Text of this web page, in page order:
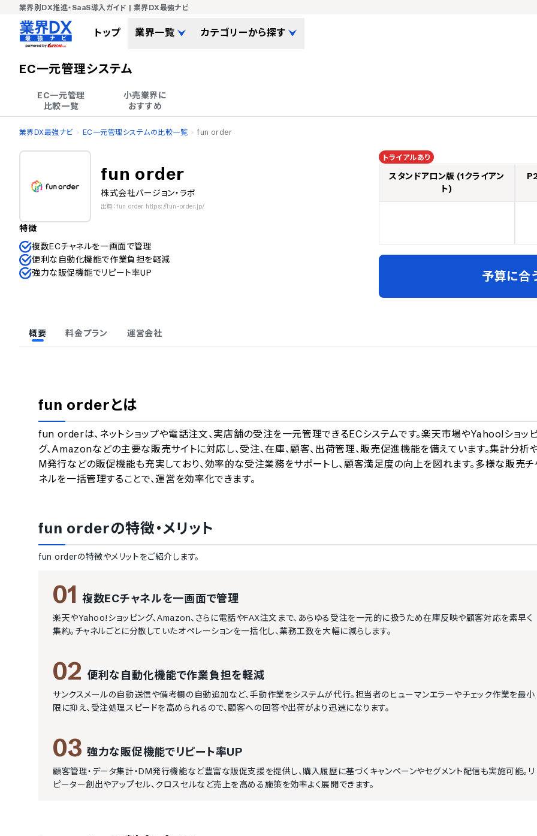
業界別DX推進・SaaS導入ガイド | 業界DX最強ナビ
トップ 業界一覧 カテゴリーから探す
EC一元管理システム
EC一元管理
比較一覧
小売業界に
おすすめ
業界DX最強ナビ EC一元管理システムの比較一覧 fun order
fun order
株式会社バージョン・ラボ
出典：fun order https://fun-order.jp/
特徴
複数ECチャネルを一画面で管理
便利な自動化機能で作業負担を軽減
強力な販促機能でリピート率UP
トライアルあり
スタンドアロン版 (1クライアン
ト)
予算に合
概要 料金プラン 運営会社
fun orderとは
fun orderは、ネットショップや電話注文、実店舗の受注を一元管理できるECシステムです。楽天市場やYahoo!ショッ
グ、Amazonなどの主要な販売サイトに対応し、受注、在庫、顧客、出荷管理、販売促進機能を備えています。集計分析
M発行などの販促機能も充実しており、効率的な受注業務をサポートし、顧客満足度の向上を図れます。多様な販売チ
ネルを一括管理することで、運営を効率化できます。
fun orderの特徴・メリット
fun orderの特徴やメリットをご紹介します。
01 複数ECチャネルを一画面で管理
楽天やYahoo!ショッピング、Amazon、さらに電話やFAX注文まで、あらゆる受注を一元的に扱うため在庫反映や顧客対応を素早く
集約。チャネルごとに分散していたオペレーションを一括化し、業務工数を大幅に減らします。
02 便利な自動化機能で作業負担を軽減
サンクスメールの自動送信や備考欄の自動追加など、手動作業をシステムが代行。担当者のヒューマンエラーやチェック作業を最小
限に抑え、受注処理スピードを高められるので、顧客への回答や出荷がより迅速になります。
03 強力な販促機能でリピート率UP
顧客管理・データ集計・DM発行機能など豊富な販促支援を提供し、購入履歴に基づくキャンペーンやセグメント配信も実施可能。リ
ピーター創出やアップセル、クロスセルなど売上を高める施策を効率よく展開できます。